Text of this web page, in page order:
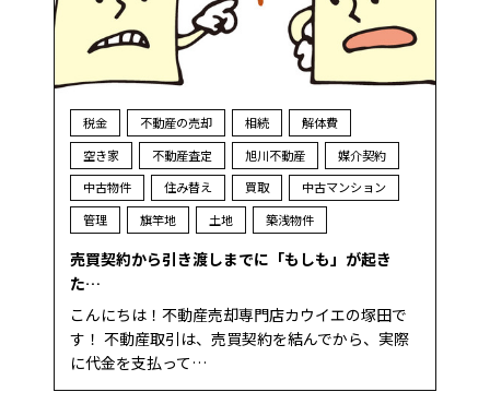
税金 不動産の売却 相続
解体費
空き家
不動産査定 旭川不動産
媒介契約
中古物件
住み替え 買取
中古マンション
管理
旗竿地 土地 築浅物件
売買契約から引き渡しまでに「もしも」が起き
た…
こんにちは！不動産売却専門店カウイエの塚田で
す！ 不動産取引は、売買契約を結んでから、実際
に代金を支払って…